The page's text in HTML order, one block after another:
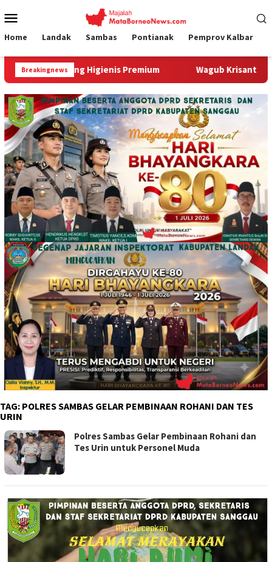
ke
Mobile
Home Landak Sambas Pontianak Pemprov Kalbar
Breakingnews
Premium Wagub Krisantus Kedatangan Kepala
TAG: POLRES SAMBAS GELAR PEMBINAAN ROHANI DAN TES
URIN
Polres Sambas Gelar Pembinaan Rohani dan
Tes Urin untuk Personel Muda